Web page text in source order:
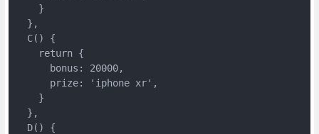
    }
  },
  C() {
    return {
      bonus: 20000,
      prize: 'iphone xr',
    }
  },
  D() {